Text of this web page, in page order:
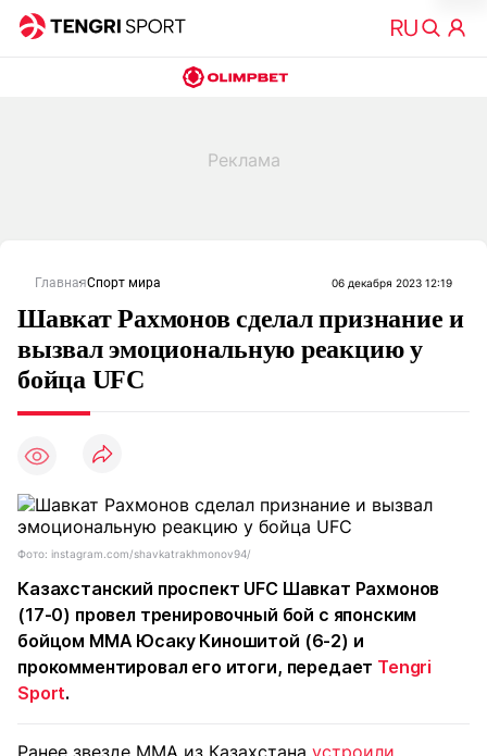
ГлавнаяСпорт мира 06 декабря 2023 12:19
Шавкат Рахмонов сделал признание и
вызвал эмоциональную реакцию у
бойца UFC
Фото: instagram.com/shavkatrakhmonov94/
Казахстанский проспект UFC Шавкат Рахмонов
(17-0) провел тренировочный бой с японским
бойцом MMA Юсаку Киношитой (6-2) и
прокомментировал его итоги, передает Tengri
Sport.
Ранее звезде MMA из Казахстана устроили